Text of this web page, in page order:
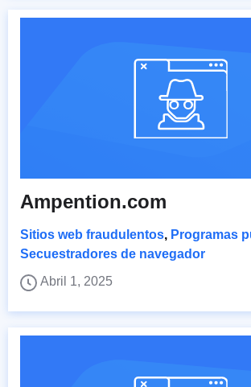
Ampention.com
Sitios web fraudulentos, Programas
Secuestradores de navegador
Abril 1, 2025